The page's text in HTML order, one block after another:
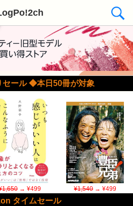
セール ◆本日50冊が対象
→ ¥499 ¥1,540→ ¥499
タイムセール